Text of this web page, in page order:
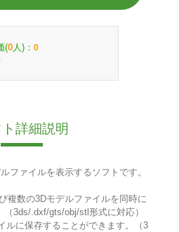
(0 人)： 0
詳細説明
ファイルを表示するソフトです。
複数の3Dモデルファイルを同時に
3ds/.dxf/gts/obj/stl形式に対応）
ルに保存することができます。（3